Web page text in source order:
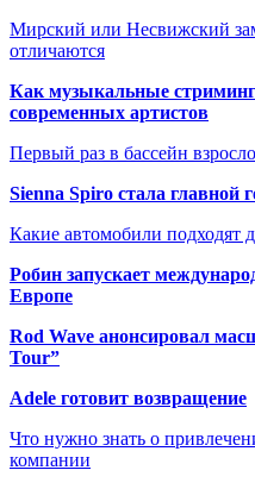
Мирский или Несвижский
отличаются
Как музыкальные
современных артистов
Первый раз в бассейн
Sienna Spiro стала главной
Какие автомобили подходят
Робин запускает
Европе
Rod Wave анонсировал
Tour”
Adele готовит возвращение
Что нужно знать о
компании